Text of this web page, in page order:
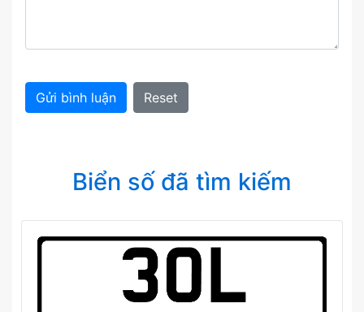
Gửi bình luận Reset
Biển số đã tìm kiếm